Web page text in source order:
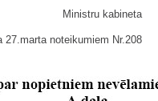
Ministru kabineta
27.marta noteikumiem Nr.208